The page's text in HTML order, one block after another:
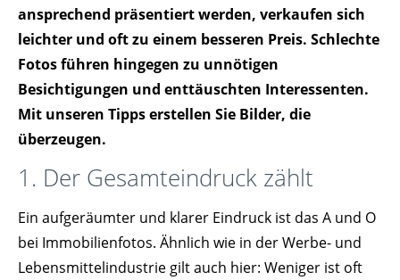
ansprechend präsentiert werden, verkaufen sich
leichter und oft zu einem besseren Preis. Schlechte
Fotos führen hingegen zu unnötigen
Besichtigungen und enttäuschten Interessenten.
Mit unseren Tipps erstellen Sie Bilder, die
überzeugen.
1. Der Gesamteindruck zählt
Ein aufgeräumter und klarer Eindruck ist das A und O
bei Immobilienfotos. Ähnlich wie in der Werbe- und
Lebensmittelindustrie gilt auch hier: Weniger ist oft